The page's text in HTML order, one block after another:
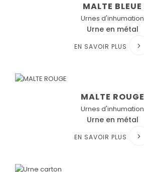
MALTE BLEUE
Urnes d'inhumation
Urne en métal
EN SAVOIR PLUS
MALTE ROUGE
Urnes d'inhumation
Urne en métal
EN SAVOIR PLUS